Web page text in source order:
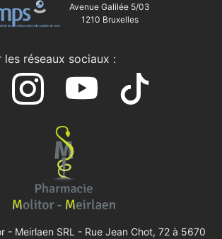
Avenue Galilée 5/03
1210 Bruxelles
les réseaux sociaux :
- Meirlaen SRL - Rue Jean Chot, 72 à 5670